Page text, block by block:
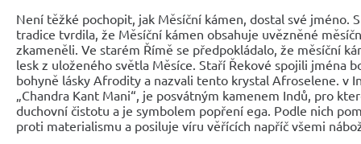
Není těžké pochopit, jak Měsíční kámen, dostal své jméno.
tradice tvrdila, že Měsíční kámen obsahuje uvězněné
zkameněli. Ve starém Římě se předpokládalo, že měsíční
lesk z uloženého světla Měsíce. Staří Řekové spojili jména
bohyně lásky Afrodity a nazvali tento krystal Afroselene. v
„Chandra Kant Mani“, je posvátným kamenem Indů, pro
duchovní čistotu a je symbolem popření ega. Podle nich
proti materialismu a posiluje víru věřících napříč všemi